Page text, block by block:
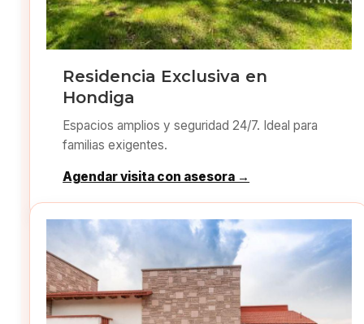
Residencia Exclusiva en
Hondiga
Espacios amplios y seguridad 24/7. Ideal para
familias exigentes.
Agendar visita con asesora →